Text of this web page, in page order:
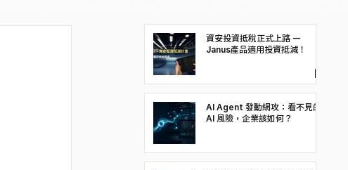
資安投資抵稅正式上路 —
Janus產品適用投資抵減！
AI Agent 發動網攻：看不見的
AI 風險，企業該如何？